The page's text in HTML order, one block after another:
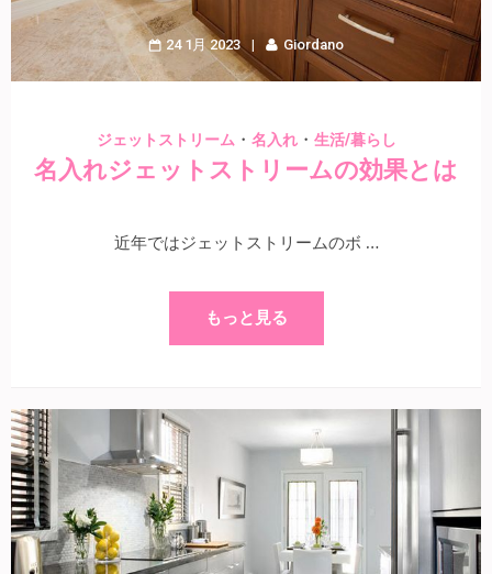
24 1月 2023 Giordano
ジェットストリーム・ 名入れ・ 生活/暮らし
名入れジェットストリームの効果とは
近年ではジェットストリームのボ …
もっと見る